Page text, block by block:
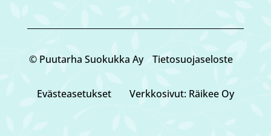
© Puutarha Suokukka Ay Tietosuojaseloste
Eväste­asetukset Verkkosivut: Räikee Oy